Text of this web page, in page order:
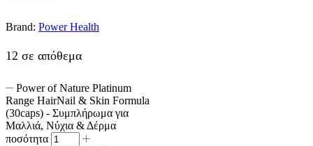
Brand: Power Health
12 σε απόθεμα
Power of Nature Platinum
Range HairNail & Skin Formula
(30caps) - Συμπλήρωμα για
Μαλλιά, Νύχια & Δέρμα
ποσότητα